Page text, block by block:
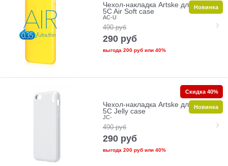
Чехол-накладка Artske для iPhone
5C Air Soft case
AC-U
490 руб
290 руб
выгода 200 рубили 40%
Новинка
Чехол-накладка Artske для iPhone
5C Jelly case
JC-
490 руб
290 руб
выгода 200 рубили 40%
Скидка 40%
Новинка